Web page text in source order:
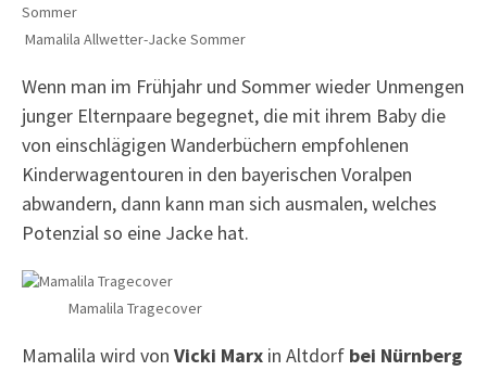
Mamalila Allwetter-Jacke Sommer
Wenn man im Frühjahr und Sommer wieder Unmengen
junger Elternpaare begegnet, die mit ihrem Baby die
von einschlägigen Wanderbüchern empfohlenen
Kinderwagentouren in den bayerischen Voralpen
abwandern, dann kann man sich ausmalen, welches
Potenzial so eine Jacke hat.
Mamalila Tragecover
Mamalila wird von Vicki Marx in Altdorf bei Nürnberg